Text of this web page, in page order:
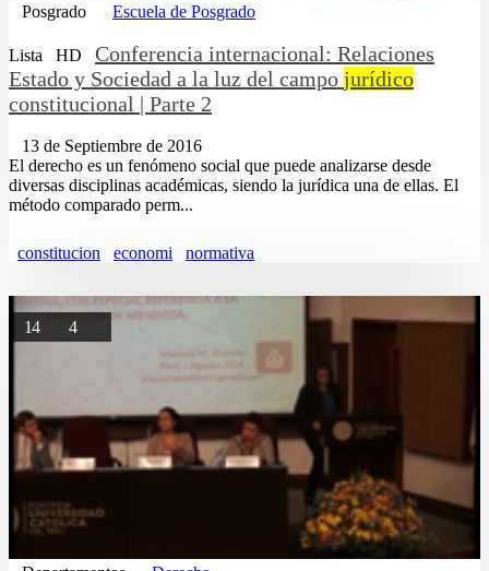
Posgrado Escuela de Posgrado
Lista HD
Conferencia internacional: Relaciones
Estado y Sociedad a la luz del campo jurídico
constitucional | Parte 2
13 de Septiembre de 2016
El derecho es un fenómeno social que puede analizarse desde
diversas disciplinas académicas, siendo la jurídica una de ellas. El
método comparado perm...
constitucion economi normativa
14 4